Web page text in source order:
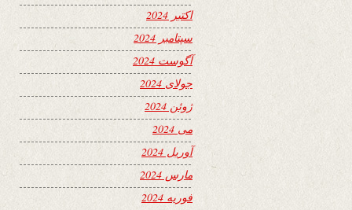
اکتبر 2024
سپتامبر 2024
آگوست 2024
جولای 2024
ژوئن 2024
می 2024
آوریل 2024
مارس 2024
فوریه 2024